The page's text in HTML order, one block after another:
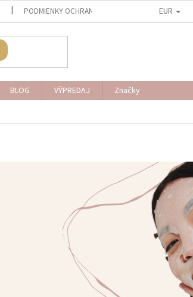
PODMIENKY OCHRANY OSOBNÝCH ÚDAJOVEUR
BLOG VÝPREDAJ
Značky